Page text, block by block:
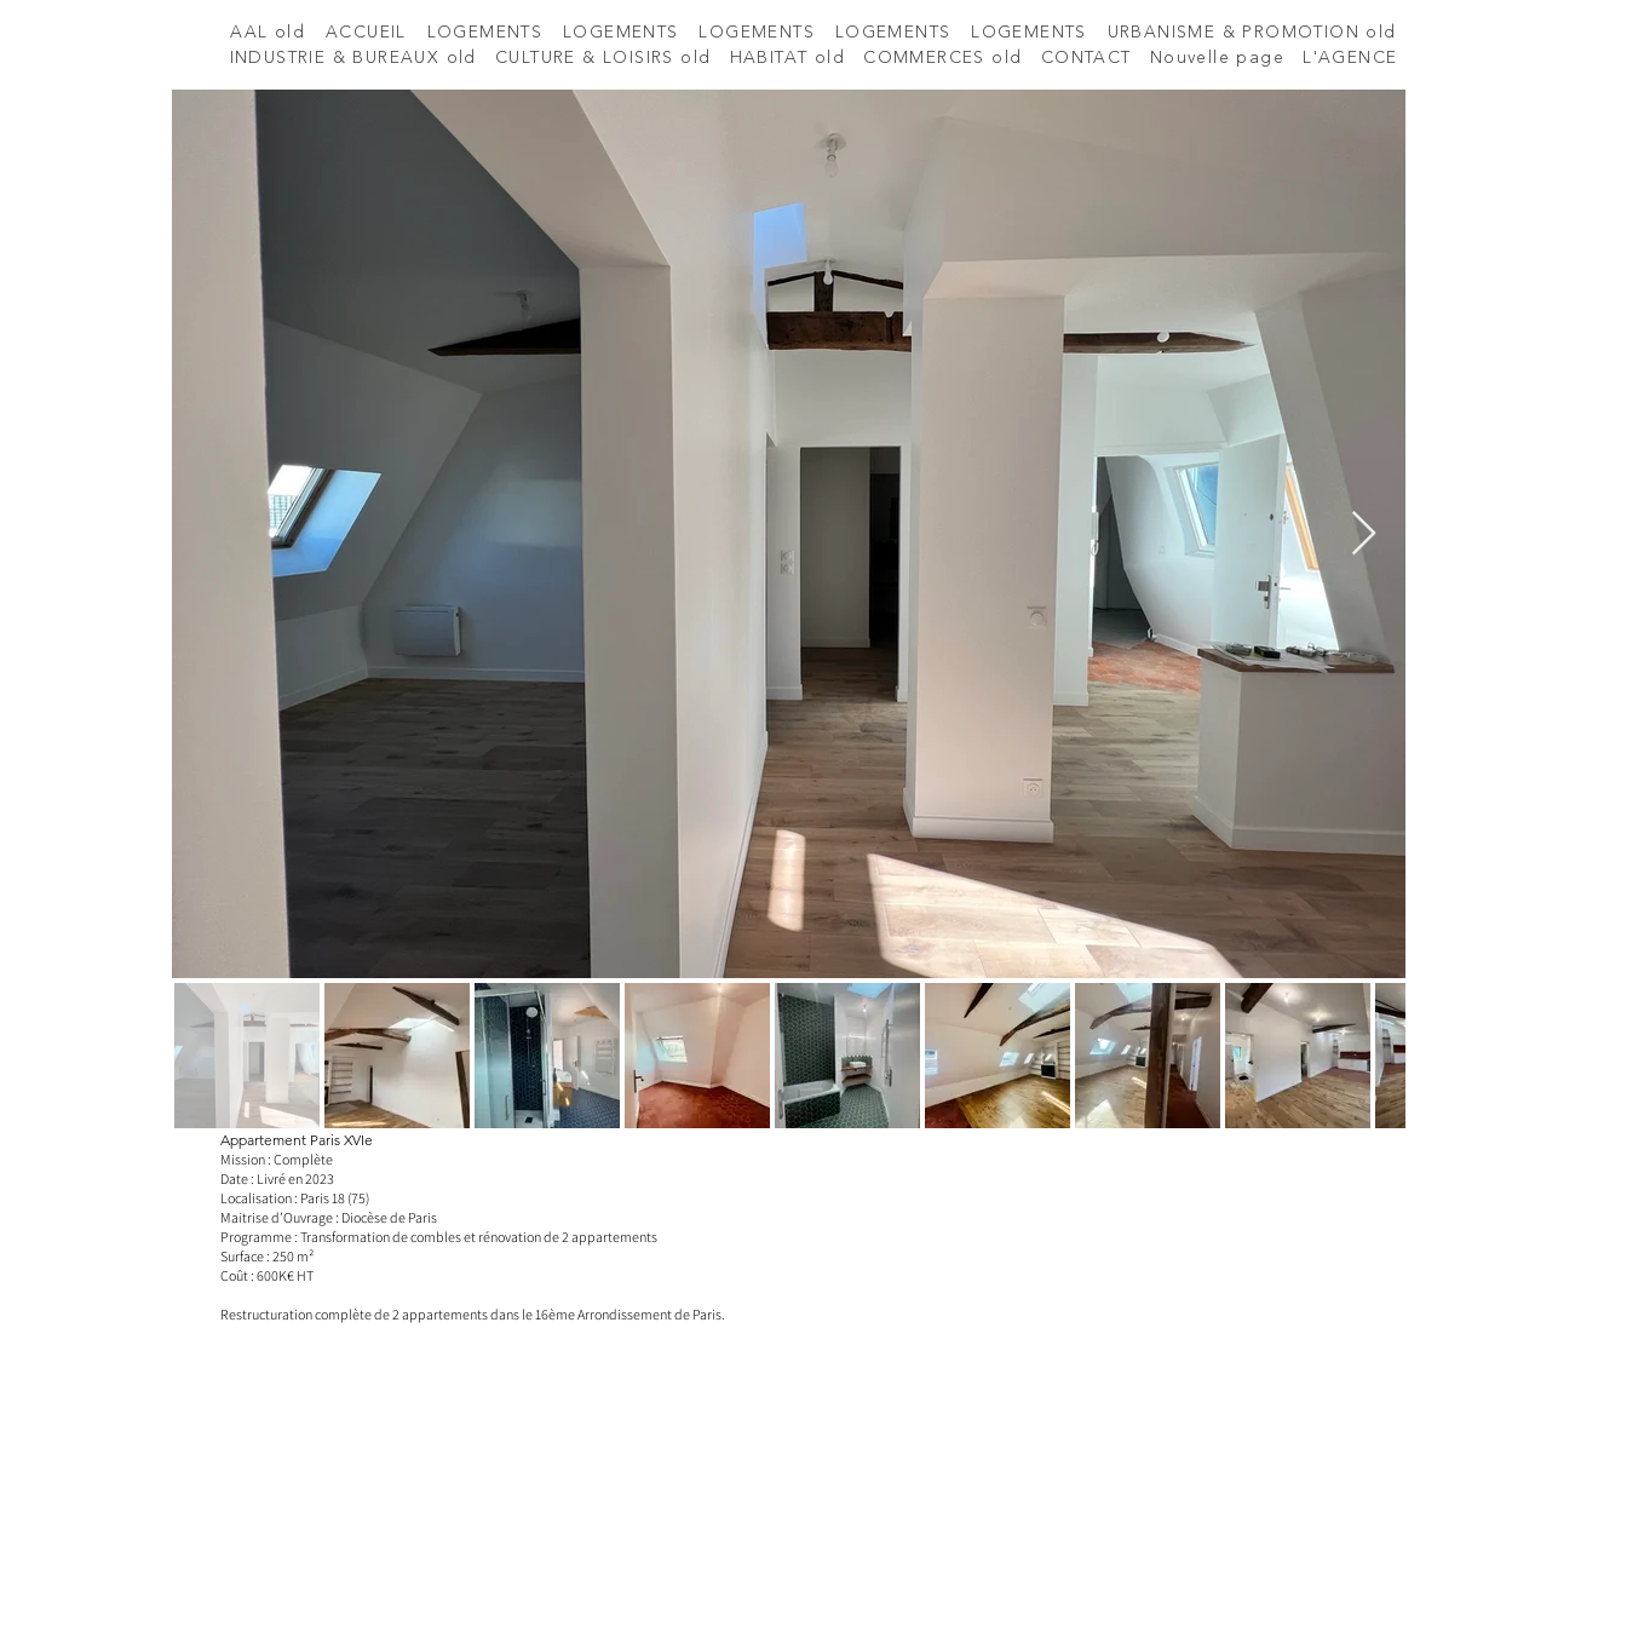
AAL old ACCUEIL LOGEMENTS LOGEMENTS LOGEMENTS LOGEMENTS LOGEMENTS
URBANISME & PROMOTION old
INDUSTRIE & BUREAUX old
CULTURE & LOISIRS old HABITAT old COMMERCES old CONTACT Nouvelle page L'AGENCE
Appartement Paris XVIe
Mission : Complète
Date : Livré en 2023
Localisation : Paris 18 (75)
Maitrise d’Ouvrage : Diocèse de Paris
Programme : Transformation de combles et rénovation de 2 appartements
Surface : 250 m²
Coût : 600K€ HT
Restructuration complète de 2 appartements dans le 16ème Arrondissement de Paris.